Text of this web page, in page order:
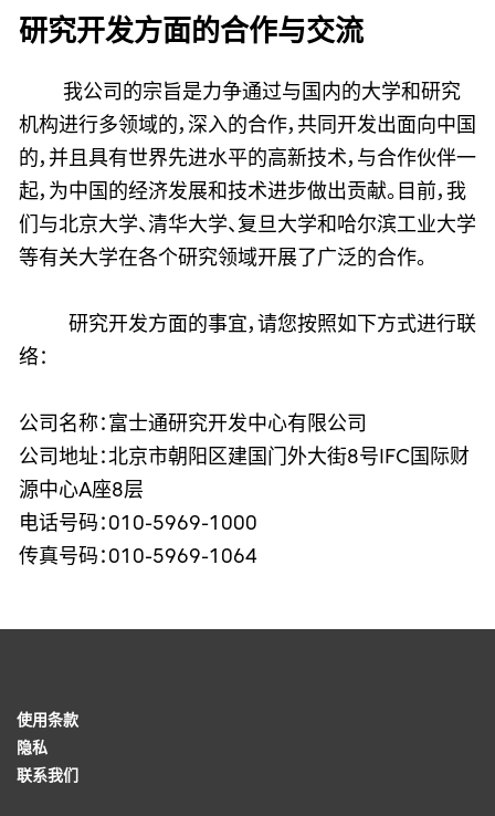
研究开发方面的合作与交流
我公司的宗旨是力争通过与国内的大学和研究
机构进行多领域的，深入的合作，共同开发出面向中国
的，并且具有世界先进水平的高新技术，与合作伙伴一
起，为中国的经济发展和技术进步做出贡献。目前，我
们与北京大学、清华大学、复旦大学和哈尔滨工业大学
等有关大学在各个研究领域开展了广泛的合作。
研究开发方面的事宜，请您按照如下方式进行联
络：
公司名称：富士通研究开发中心有限公司
公司地址：北京市朝阳区建国门外大街8号IFC国际财
源中心A座8层
电话号码：010-5969-1000
传真号码：010-5969-1064
使用条款
隐私
联系我们